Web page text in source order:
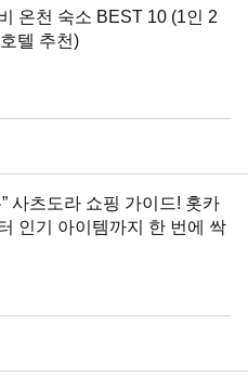
온천 숙소 BEST 10 (1인 2
텔 추천)
사츠도라 쇼핑 가이드! 홋카
인기 아이템까지 한 번에 싹